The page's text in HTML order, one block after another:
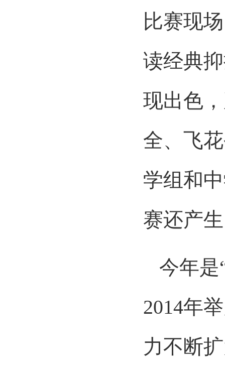
比赛现
读经典
现出色
全、飞
学组和
赛还产
今年是
2014年
力不断